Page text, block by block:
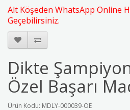
Alt Köşeden WhatsApp Online
Geçebilirsiniz.
Dikte
Özel Başarı
Ürün Kodu: MDLY-000039-OE